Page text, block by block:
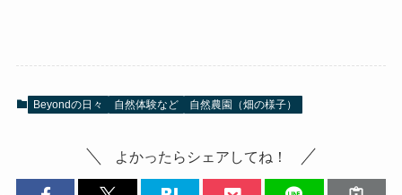
Beyondの日々 自然体験など 自然農園（畑の様子）
よかったらシェアしてね！